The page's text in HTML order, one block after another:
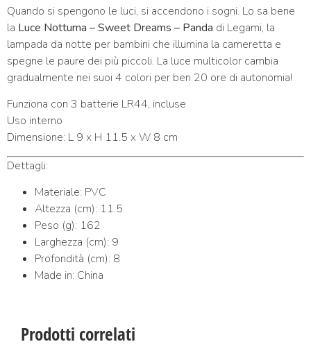
Quando si spengono le luci, si accendono i sogni. Lo sa bene
la Luce Notturna – Sweet Dreams – Panda di Legami, la
lampada da notte per bambini che illumina la cameretta e
spegne le paure dei più piccoli. La luce multicolor cambia
gradualmente nei suoi 4 colori per ben 20 ore di autonomia!
Funziona con 3 batterie LR44, incluse
Uso interno
Dimensione: L 9 x H 11.5 x W 8 cm
Dettagli:
Materiale: PVC
Altezza (cm): 11.5
Peso (g): 162
Larghezza (cm): 9
Profondità (cm): 8
Made in: China
Prodotti correlati